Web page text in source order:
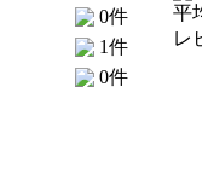
0件
1件
0件
平
レ